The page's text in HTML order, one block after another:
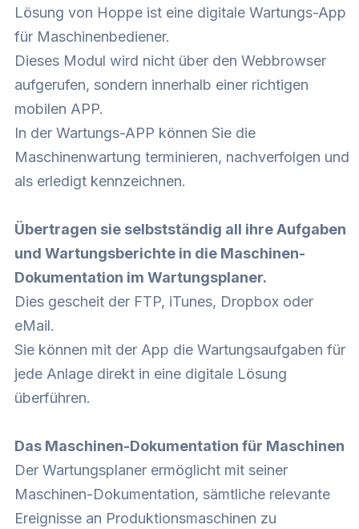
Lösung von Hoppe ist eine digitale Wartungs-App
für Maschinenbediener.
Dieses Modul wird nicht über den Webbrowser
aufgerufen, sondern innerhalb einer richtigen
mobilen APP.
In der Wartungs-APP können Sie die
Maschinenwartung terminieren, nachverfolgen und
als erledigt kennzeichnen.
Übertragen sie selbstständig all ihre Aufgaben
und Wartungsberichte in die Maschinen-
Dokumentation im Wartungsplaner.
Dies gescheit der FTP, iTunes, Dropbox oder
eMail.
Sie können mit der App die Wartungsaufgaben für
jede Anlage direkt in eine digitale Lösung
überführen.
Das Maschinen-Dokumentation für Maschinen
Der Wartungsplaner ermöglicht mit seiner
Maschinen-Dokumentation, sämtliche relevante
Ereignisse an Produktionsmaschinen zu